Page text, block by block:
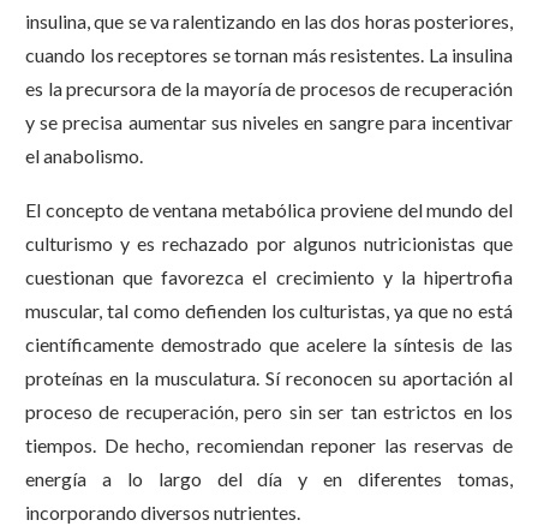
insulina, que se va ralentizando en las dos horas posteriores,
cuando los receptores se tornan más resistentes. La insulina
es la precursora de la mayoría de procesos de recuperación
y se precisa aumentar sus niveles en sangre para incentivar
el anabolismo.
El concepto de ventana metabólica proviene del mundo del
culturismo y es rechazado por algunos nutricionistas que
cuestionan que favorezca el crecimiento y la hipertrofia
muscular, tal como defienden los culturistas, ya que no está
científicamente demostrado que acelere la síntesis de las
proteínas en la musculatura. Sí reconocen su aportación al
proceso de recuperación, pero sin ser tan estrictos en los
tiempos. De hecho, recomiendan reponer las reservas de
energía a lo largo del día y en diferentes tomas,
incorporando diversos nutrientes.